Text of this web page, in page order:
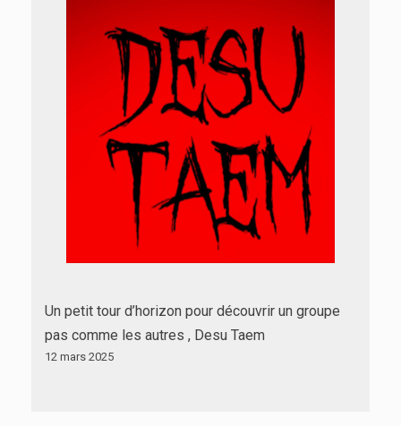
Un petit tour d’horizon pour découvrir un groupe
pas comme les autres , Desu Taem
12 mars 2025